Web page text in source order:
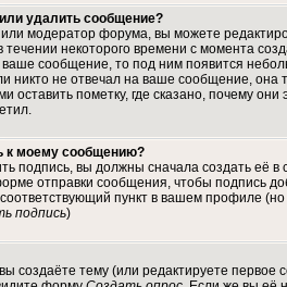
удалить сообщение?
модератор форума, вы можете
течении некоторого времени с момента
ваше сообщение, то под ним появится
никто не отвечал на ваше сообщение,
оставить пометку, где сказано, почему
к моему сообщению?
подпись, вы должны сначала создать её
отправки сообщения, чтобы подпись
пункт в вашем профиле
подпись)
вы создаёте тему (или редактируете